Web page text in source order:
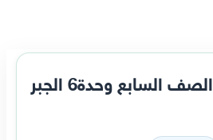
تحضير رياضيات الصف السابع وحدة6 الجبر